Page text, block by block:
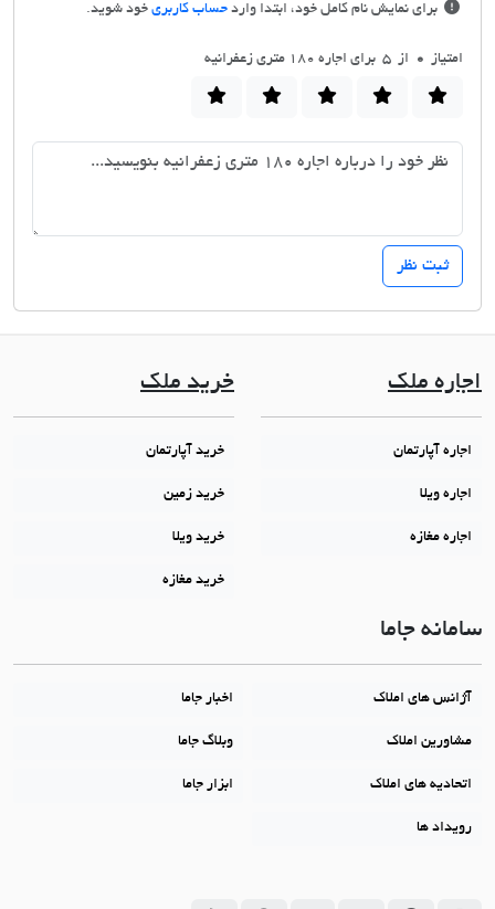
برای نمایش نام کامل خود، ابتدا وارد حساب کاربری خود شوید.
امتیاز 0 از 5 برای اجاره 180 متری زعفرانیه
اجاره ملک
اجاره آپارتمان
اجاره ویلا
اجاره مغازه
خرید ملک
خرید آپارتمان
خرید زمین
خرید ویلا
خرید مغازه
سامانه جاما
آژانس های املاک اخبار جاما
مشاورین املاک وبلاگ جاما
اتحادیه های املاک ابزار جاما
رویداد ها